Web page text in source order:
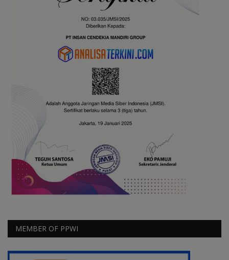
MEMBER OF PPWI